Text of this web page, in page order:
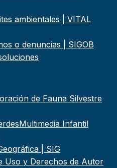
ambientales | VITAL
o denuncias | SIGOB
de Fauna Silvestre
Multimedia Infantil
| SIG
Uso y Derechos de Autor